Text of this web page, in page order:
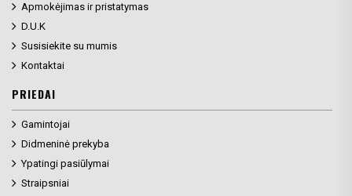
Apmokėjimas ir pristatymas
D.U.K
Susisiekite su mumis
Kontaktai
PRIEDAI
Gamintojai
Didmeninė prekyba
Ypatingi pasiūlymai
Straipsniai